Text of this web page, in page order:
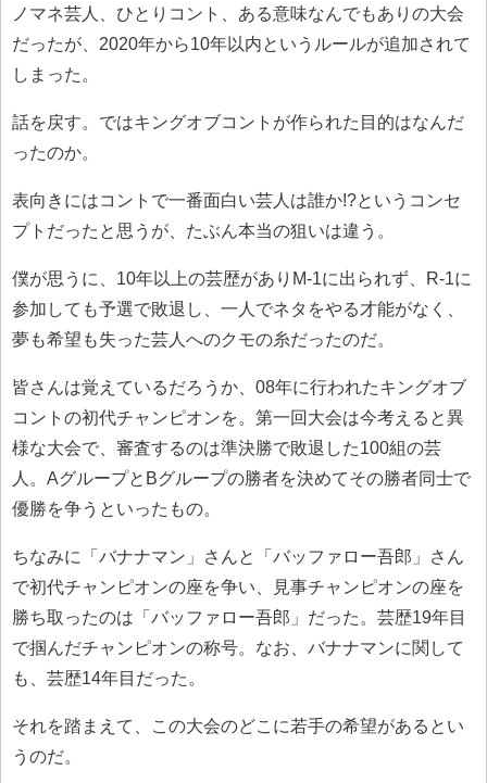
ノマネ芸人、ひとりコント、ある意味なんでもありの大会
だったが、2020年から10年以内というルールが追加されて
しまった。
話を戻す。ではキングオブコントが作られた目的はなんだ
ったのか。
表向きにはコントで一番面白い芸人は誰か!?というコンセ
プトだったと思うが、たぶん本当の狙いは違う。
僕が思うに、10年以上の芸歴がありM-1に出られず、R-1に
参加しても予選で敗退し、一人でネタをやる才能がなく、
夢も希望も失った芸人へのクモの糸だったのだ。
皆さんは覚えているだろうか、08年に行われたキングオブ
コントの初代チャンピオンを。第一回大会は今考えると異
様な大会で、審査するのは準決勝で敗退した100組の芸
人。AグループとBグループの勝者を決めてその勝者同士で
優勝を争うといったもの。
ちなみに「バナナマン」さんと「バッファロー吾郎」さん
で初代チャンピオンの座を争い、見事チャンピオンの座を
勝ち取ったのは「バッファロー吾郎」だった。芸歴19年目
で掴んだチャンピオンの称号。なお、バナナマンに関して
も、芸歴14年目だった。
それを踏まえて、この大会のどこに若手の希望があるとい
うのだ。